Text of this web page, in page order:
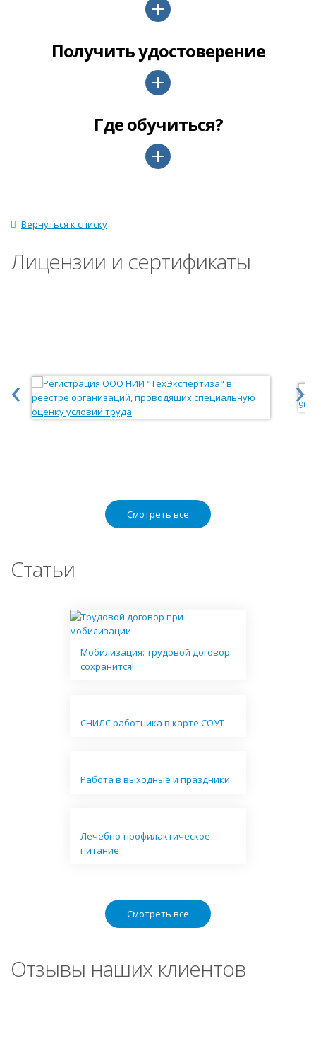
Получить удостоверение
Где обучиться?
Вернуться к списку
Лицензии и сертификаты
‹ ›
Смотреть все
Статьи
Мобилизация: трудовой договор
сохранится!
СНИЛС работника в карте СОУТ
Работа в выходные и праздники
Лечебно-профилактическое
питание
Смотреть все
Отзывы наших клиентов